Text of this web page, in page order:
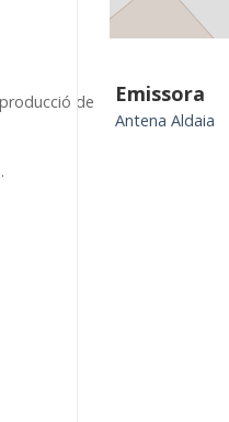
de
Emissora
Antena Aldaia